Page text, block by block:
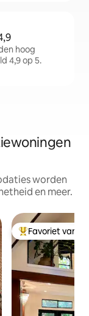
hoog
4,9 op 5.
worden
en meer.
Topfavoriet van
Favoriet van